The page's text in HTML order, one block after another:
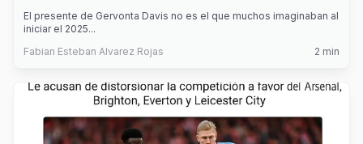
El presente de Gervonta Davis no es el que muchos imaginaban al
iniciar el 2025...
Fabian Esteban Alvarez Rojas
2 min